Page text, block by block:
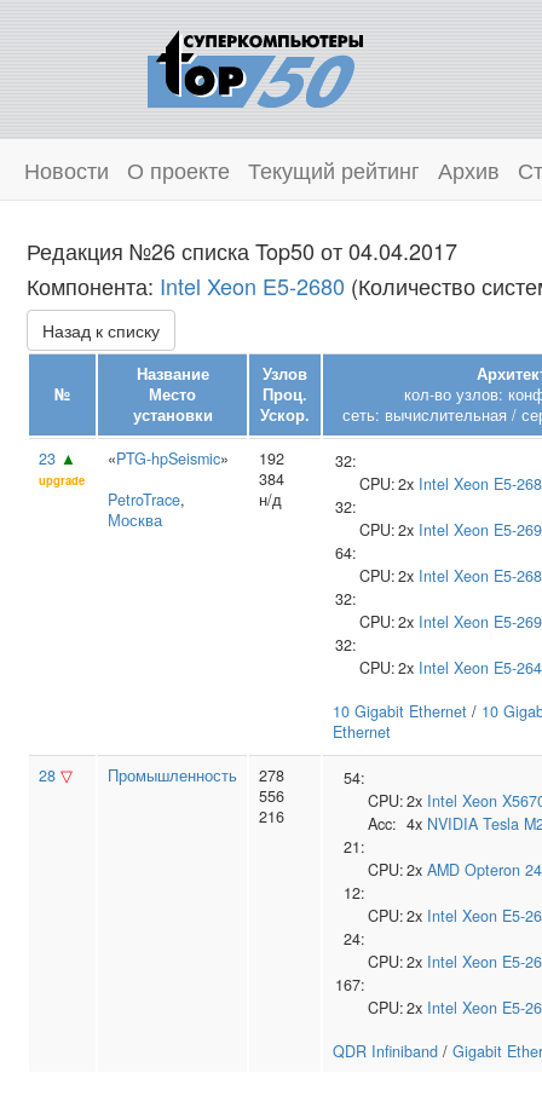
Новости О проекте Текущий рейтинг Архив
Редакция №26 списка Top50 от 04.04.2017
Компонента: Intel Xeon E5-2680 (Количество
Назад к списку
№
Название
Место
установки
Узлов
Проц.
Ускор.
кол-во узлов:
сеть: вычислительная /
23 ▲
upgrade
«PTG-hpSeismic»
PetroTrace,
Москва
192
384
н/д
32:
CPU:2x Intel Xeon E5-
32:
CPU:2x Intel Xeon E5-
64:
CPU:2x Intel Xeon E5-
32:
CPU:2x Intel Xeon E5-
32:
CPU:2x Intel Xeon E5-
10 Gigabit Ethernet / 10
Ethernet
28 ▽ Промышленность
278
556
216
54:
CPU:2x Intel Xeon
Acc: 4x NVIDIA Tesla
21:
CPU:2x AMD Opteron
12:
CPU:2x Intel Xeon E5-
24:
CPU:2x Intel Xeon E5-
167:
CPU:2x Intel Xeon E5-
QDR Infiniband / Gigabit